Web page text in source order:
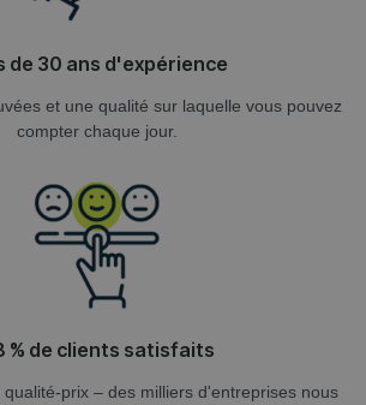
de 30 ans d'expérience
et une qualité sur laquelle vous pouvez
compter chaque jour.
% de clients satisfaits
prix – des milliers d'entreprises nous